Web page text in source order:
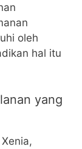
oleh
hal itu
yang